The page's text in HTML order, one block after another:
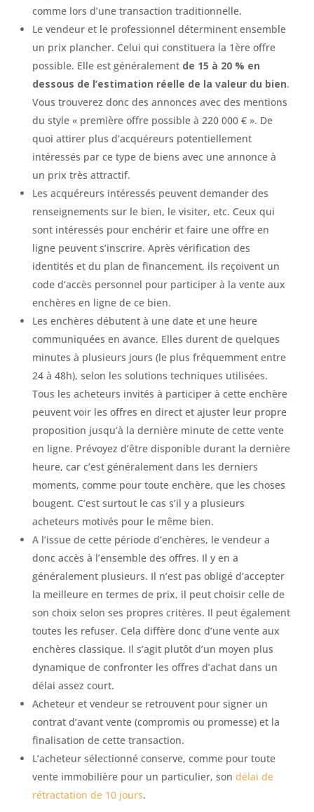
comme lors d’une transaction traditionnelle.
Le vendeur et le professionnel déterminent ensemble
un prix plancher. Celui qui constituera la 1ère offre
possible. Elle est généralement de 15 à 20 % en
dessous de l’estimation réelle de la valeur du bien.
Vous trouverez donc des annonces avec des mentions
du style « première offre possible à 220 000 € ». De
quoi attirer plus d’acquéreurs potentiellement
intéressés par ce type de biens avec une annonce à
un prix très attractif.
Les acquéreurs intéressés peuvent demander des
renseignements sur le bien, le visiter, etc. Ceux qui
sont intéressés pour enchérir et faire une offre en
ligne peuvent s’inscrire. Après vérification des
identités et du plan de financement, ils reçoivent un
code d’accès personnel pour participer à la vente aux
enchères en ligne de ce bien.
Les enchères débutent à une date et une heure
communiquées en avance. Elles durent de quelques
minutes à plusieurs jours (le plus fréquemment entre
24 à 48h), selon les solutions techniques utilisées.
Tous les acheteurs invités à participer à cette enchère
peuvent voir les offres en direct et ajuster leur propre
proposition jusqu’à la dernière minute de cette vente
en ligne. Prévoyez d’être disponible durant la dernière
heure, car c’est généralement dans les derniers
moments, comme pour toute enchère, que les choses
bougent. C’est surtout le cas s’il y a plusieurs
acheteurs motivés pour le même bien.
A l’issue de cette période d’enchères, le vendeur a
donc accès à l’ensemble des offres. Il y en a
généralement plusieurs. Il n’est pas obligé d’accepter
la meilleure en termes de prix, il peut choisir celle de
son choix selon ses propres critères. Il peut également
toutes les refuser. Cela diffère donc d’une vente aux
enchères classique. Il s’agit plutôt d’un moyen plus
dynamique de confronter les offres d’achat dans un
délai assez court.
Acheteur et vendeur se retrouvent pour signer un
contrat d’avant vente (compromis ou promesse) et la
finalisation de cette transaction.
L’acheteur sélectionné conserve, comme pour toute
vente immobilière pour un particulier, sondélai de
rétractation de 10 jours.